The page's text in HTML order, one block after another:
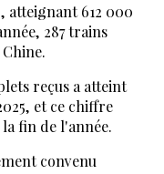
atteignant 612 000
287 trains
reçus a atteint
et ce chiffre
fin de l'année.
convenu